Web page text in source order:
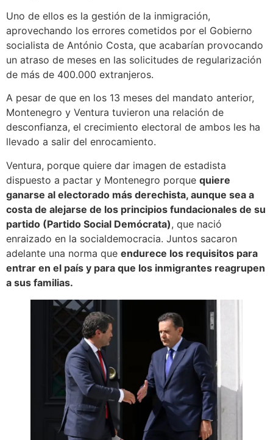
Uno de ellos es la gestión de la inmigración,
aprovechando los errores cometidos por el Gobierno
socialista de António Costa, que acabarían provocando
un atraso de meses en las solicitudes de regularización
de más de 400.000 extranjeros.
A pesar de que en los 13 meses del mandato anterior,
Montenegro y Ventura tuvieron una relación de
desconfianza, el crecimiento electoral de ambos les ha
llevado a salir del enrocamiento.
Ventura, porque quiere dar imagen de estadista
dispuesto a pactar y Montenegro porque quiere
ganarse al electorado más derechista, aunque sea a
costa de alejarse de los principios fundacionales de su
partido (Partido Social Demócrata), que nació
enraizado en la socialdemocracia. Juntos sacaron
adelante una norma que endurece los requisitos para
entrar en el país y para que los inmigrantes reagrupen
a sus familias.